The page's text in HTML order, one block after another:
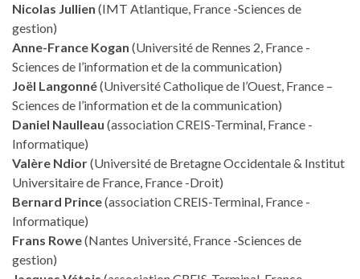
Nicolas Jullien (IMT Atlantique, France -Sciences de
gestion)
Anne-France Kogan (Université de Rennes 2, France -
Sciences de l’information et de la communication)
Joël Langonné(Université Catholique de l’Ouest, France –
Sciences de l’information et de la communication)
Daniel Naulleau (association CREIS-Terminal, France -
Informatique)
Valère Ndior(Université de Bretagne Occidentale & Institut
Universitaire de France, France -Droit)
Bernard Prince(association CREIS-Terminal, France -
Informatique)
Frans Rowe(Nantes Université, France -Sciences de
gestion)